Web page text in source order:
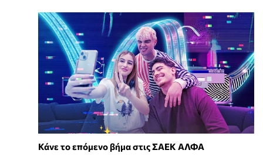
Κάνε το επόμενο βήμα στις ΣΑΕΚ ΑΛΦΑ